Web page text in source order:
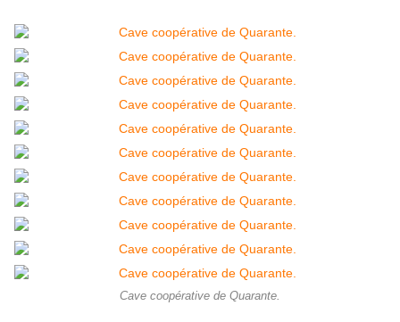
Cave coopérative de Quarante.